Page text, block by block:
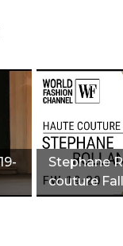
Stephane
couture